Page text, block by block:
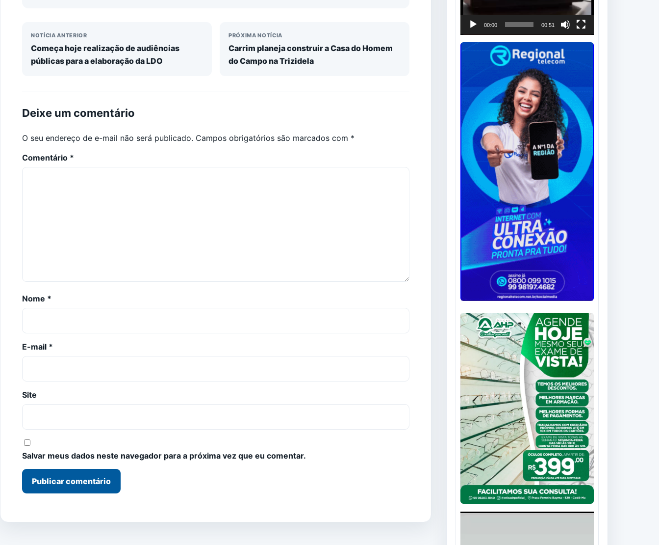
NOTÍCIA ANTERIOR
Começa hoje realização de audiências
públicas para a elaboração da LDO
PRÓXIMA NOTÍCIA
Carrim planeja construir a Casa do Homem
do Campo na Trizidela
Deixe um comentário
O seu endereço de e-mail não será publicado. Campos obrigatórios são marcados com *
Comentário *
Nome *
E-mail *
Site
Salvar meus dados neste navegador para a próxima vez que eu comentar.
00:00 00:51